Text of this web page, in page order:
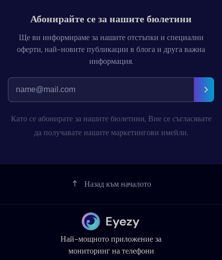
Абонирайте се за нашите бюлетини
Ще ви информираме за нашите отстъпки и специални
оферти, най-новите публикации в блога и друга важна
информация.
Като се абонирате за нашите бюлетини, Вие се съгласявате
да получавате нашите маркетингови имейли.
Назад към началото
Най-мощното приложение за
мониторинг на телефони